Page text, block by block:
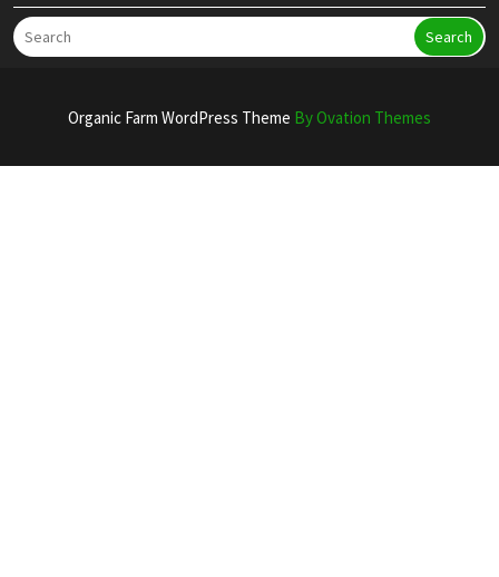
Search
Organic Farm WordPress Theme By Ovation Themes